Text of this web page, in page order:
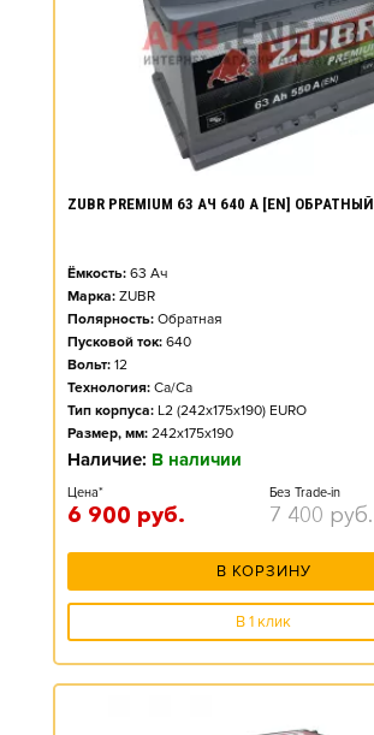
ZUBR PREMIUM 63 АЧ 640 А [EN] ОБРАТНЫЙ
Ёмкость: 63 Ач
Марка: ZUBR
Полярность: Обратная
Пусковой ток: 640
Вольт: 12
Технология: Ca/Ca
Тип корпуса: L2 (242x175x190) EURO
Размер, мм: 242x175x190
Наличие: В наличии
Цена*
6 900 руб.
Без Trade-in
7 400 руб.
В КОРЗИНУ
В 1 клик